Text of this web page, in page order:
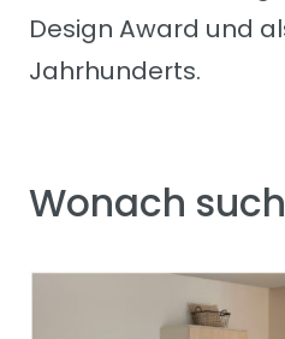
Design Award und
Jahrhunderts.
Wonach